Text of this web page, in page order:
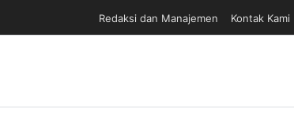
Redaksi dan Manajemen Kontak Kami